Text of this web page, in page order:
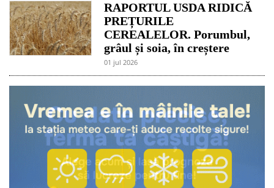
RAPORTUL USDA RIDICĂ
PREȚURILE
CEREALELOR. Porumbul,
grâul și soia, în creștere
01 jul 2026